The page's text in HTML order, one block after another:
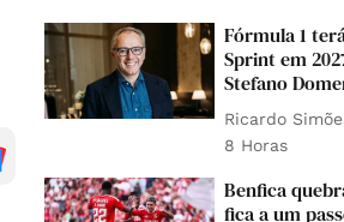
Fórmula 1
Sprint em
Stefano
Ricardo
8 Horas
Benfica
fica a um